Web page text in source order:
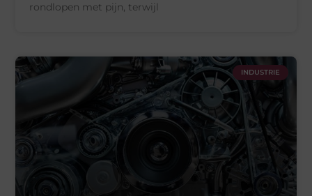
rondlopen met pijn, terwijl
INDUSTRIE